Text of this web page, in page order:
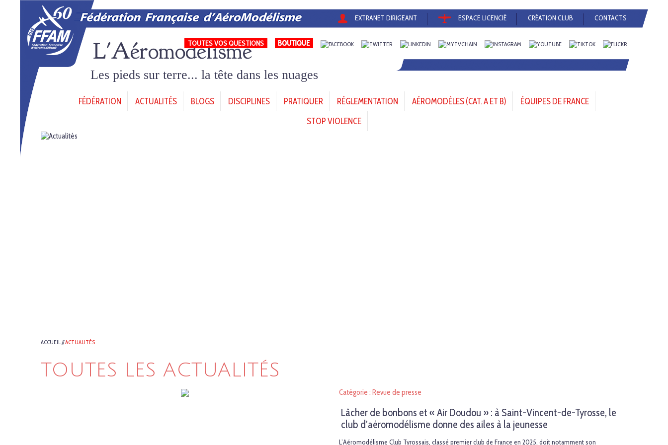
EXTRANET DIRIGEANT ESPACE LICENCIÉ CRÉATION CLUB CONTACTS
TOUTES VOS QUESTIONS
L'Aéromodélisme
Les pieds sur terre... la tête dans les nuages
FÉDÉRATION ACTUALITÉS BLOGS DISCIPLINES PRATIQUER RÉGLEMENTATION AÉROMODÈLES (CAT. A ET B)
ÉQUIPES DE FRANCE
STOP VIOLENCE
ACCUEIL//ACTUALITÉS
TOUTES LES ACTUALITÉS
Catégorie : Revue de presse
Lâcher de bonbons et « Air Doudou » : à Saint-Vincent-de-Tyrosse, le
club d’aéromodélisme donne des ailes à la jeunesse
L’Aéromodélisme Club Tyrossais, classé premier club de France en 2025, doit notamment son